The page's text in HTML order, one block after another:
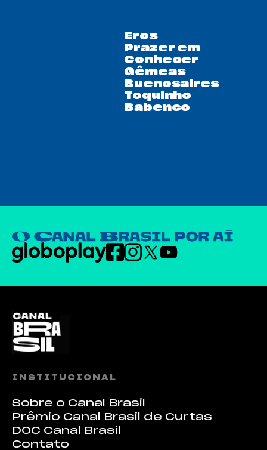
Eros
Prazer em
Conhecer
Gêmeas
Buenosaires
Toquinho
Babenco
INSTITUCIONAL
Sobre o Canal Brasil
Prêmio Canal Brasil de Curtas
DOC Canal Brasil
Contato